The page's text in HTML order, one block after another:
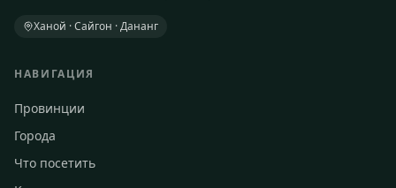
Ханой · Сайгон · Дананг
НАВИГАЦИЯ
Провинции
Города
Что посетить